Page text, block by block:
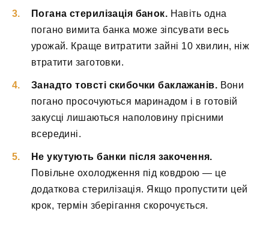
Погана стерилізація банок. Навіть одна
погано вимита банка може зіпсувати весь
урожай. Краще витратити зайні 10 хвилин, ніж
втратити заготовки.
Занадто товсті скибочки баклажанів.Вони
погано просочуються маринадом і в готовій
закусці лишаються наполовину прісними
всередині.
Не укутують банки після закочення.
Повільне охолодження під ковдрою — це
додаткова стерилізація. Якщо пропустити цей
крок, термін зберігання скорочується.